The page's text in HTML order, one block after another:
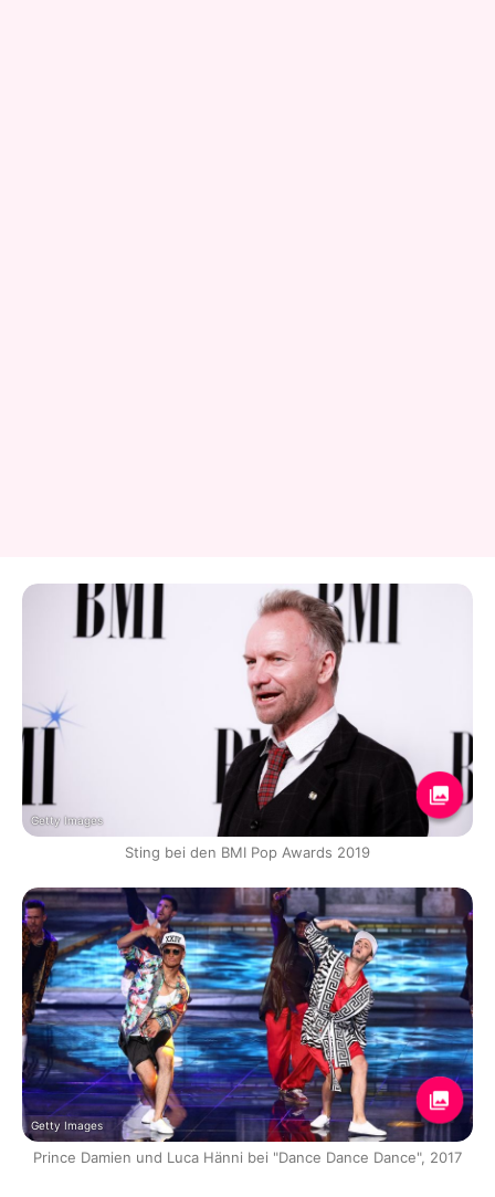
Getty Images
Sting bei den BMI Pop Awards 2019
Getty Images
Prince Damien und Luca Hänni bei "Dance Dance Dance", 2017